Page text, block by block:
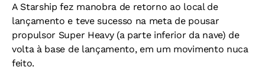
A Starship fez manobra de retorno ao local de
lançamento e teve sucesso na meta de pousar
propulsor Super Heavy (a parte inferior da nave) de
volta à base de lançamento, em um movimento nuca
feito.